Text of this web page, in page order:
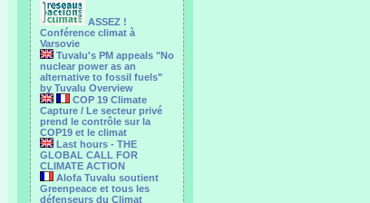
ASSEZ !
Conférence climat à
Varsovie
Tuvalu's PM appeals "No
nuclear power as an
alternative to fossil fuels"
by Tuvalu Overview
COP 19 Climate
Capture / Le secteur privé
prend le contrôle sur la
COP19 et le climat
Last hours - THE
GLOBAL CALL FOR
CLIMATE ACTION
Alofa Tuvalu soutient
Greenpeace et tous les
défenseurs du Climat